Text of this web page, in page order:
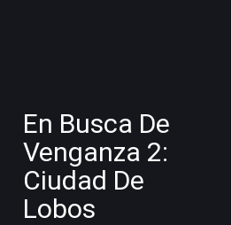
En Busca De
Venganza 2:
Ciudad De
Lobos